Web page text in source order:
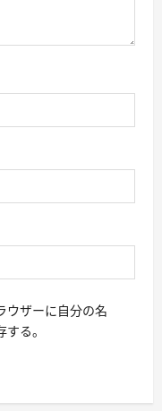
ウザーに自分の名
る。